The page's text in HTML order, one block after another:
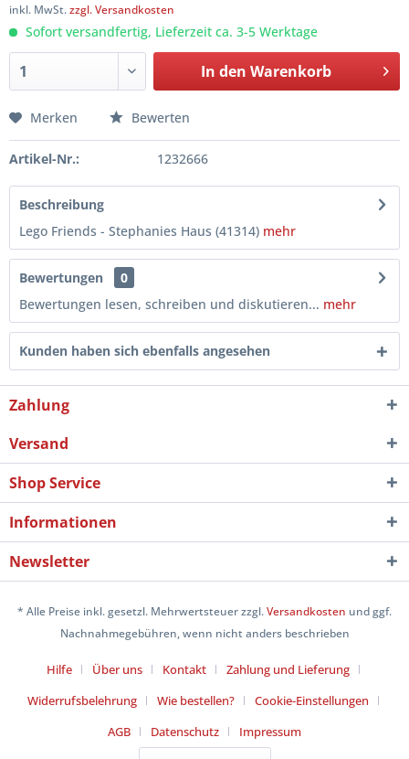
inkl. MwSt.zzgl. Versandkosten
Sofort versandfertig, Lieferzeit ca. 3-5 Werktage
In den Warenkorb
Merken Bewerten
Artikel-Nr.: 1232666
Beschreibung
Lego Friends - Stephanies Haus (41314) mehr
Bewertungen
0
Bewertungen lesen, schreiben und diskutieren... mehr
Kunden haben sich ebenfalls angesehen
Zahlung
Versand
Shop Service
Informationen
Newsletter
* Alle Preise inkl. gesetzl. Mehrwertsteuer zzgl.Versandkosten und ggf.
Nachnahmegebühren, wenn nicht anders beschrieben
Hilfe Über uns Kontakt
Zahlung und Lieferung
Widerrufsbelehrung
Wie bestellen?
Cookie-Einstellungen
AGB
Datenschutz Impressum